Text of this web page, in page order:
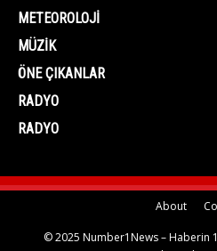
METEOROLOJI
MÜZIK
ÖNE ÇIKANLAR
RADYO
RADYO
About
© 2025 Number1News – Haberin